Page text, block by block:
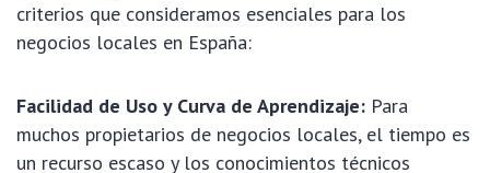
criterios que consideramos esenciales para los
negocios locales en España:
Facilidad de Uso y Curva de Aprendizaje: Para
muchos propietarios de negocios locales, el tiempo es
un recurso escaso y los conocimientos técnicos